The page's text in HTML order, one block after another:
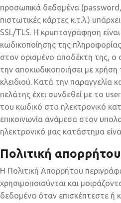
προσωπικά δεδομένα
πιστωτικές κάρτες κ.τ.λ.)
SSL/TLS. Η κρυπτογράφηση
κωδικοποίησης της
στον ορισμένο αποδέκτη της, ο
την αποκωδικοποιήσει με
κλειδιού. Κατά την παραγγελία
πελάτης έχει συνδεθεί με το
του κωδικό στο ηλεκτρονικό
επικοινωνία ανάμεσα στον
ηλεκτρονικό μας κατάστημα
Πολιτική απορρήτου
H Πολιτική Απορρήτου
χρησιμοποιούνται και
δεδομένα όταν επισκέπτεστε ή